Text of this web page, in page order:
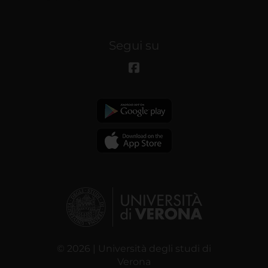
Segui su
© 2026 | Università degli studi di
Verona